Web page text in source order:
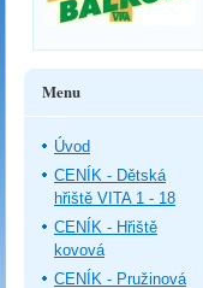
Menu
Úvod
CENÍK - Dětská
hřiště VITA 1 - 18
CENÍK - Hřiště
kovová
CENÍK - Pružinová